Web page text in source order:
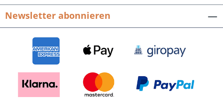
Hochstetten, Graben-Neudorf,
Dettenheim - einst und heute.128 S. mit
258, meist farbigen Abb., fester Einband
im attrakt. quadrat. Format.ISBN 978-3-
95505-203-4. EUR 19,90.
Newsletter abonnieren